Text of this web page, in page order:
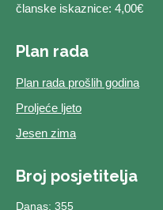
članske iskaznice: 4,00€
Plan rada
Plan rada prošlih godina
Proljeće ljeto
Jesen zima
Broj posjetitelja
Danas: 355